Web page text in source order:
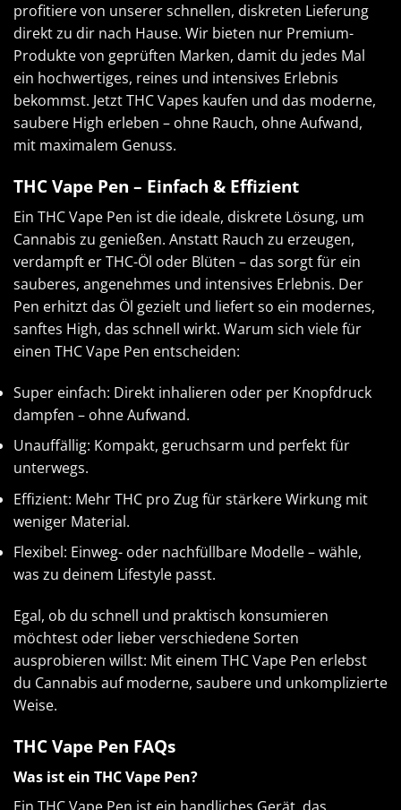
profitiere von unserer schnellen, diskreten Lieferung
direkt zu dir nach Hause. Wir bieten nur Premium-
Produkte von geprüften Marken, damit du jedes Mal
ein hochwertiges, reines und intensives Erlebnis
bekommst. Jetzt THC Vapes kaufen und das moderne,
saubere High erleben – ohne Rauch, ohne Aufwand,
mit maximalem Genuss.
THC Vape Pen – Einfach & Effizient
Ein THC Vape Pen ist die ideale, diskrete Lösung, um
Cannabis zu genießen. Anstatt Rauch zu erzeugen,
verdampft er THC-Öl oder Blüten – das sorgt für ein
sauberes, angenehmes und intensives Erlebnis. Der
Pen erhitzt das Öl gezielt und liefert so ein modernes,
sanftes High, das schnell wirkt. Warum sich viele für
einen THC Vape Pen entscheiden:
Super einfach: Direkt inhalieren oder per Knopfdruck
dampfen – ohne Aufwand.
Unauffällig: Kompakt, geruchsarm und perfekt für
unterwegs.
Effizient: Mehr THC pro Zug für stärkere Wirkung mit
weniger Material.
Flexibel: Einweg- oder nachfüllbare Modelle – wähle,
was zu deinem Lifestyle passt.
Egal, ob du schnell und praktisch konsumieren
möchtest oder lieber verschiedene Sorten
ausprobieren willst: Mit einem THC Vape Pen erlebst
du Cannabis auf moderne, saubere und unkomplizierte
Weise.
THC Vape Pen FAQs
Was ist ein THC Vape Pen?
Ein THC Vape Pen ist ein handliches Gerät, das